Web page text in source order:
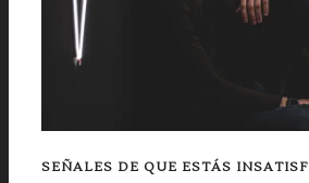
SEÑALES DE QUE ESTÁS